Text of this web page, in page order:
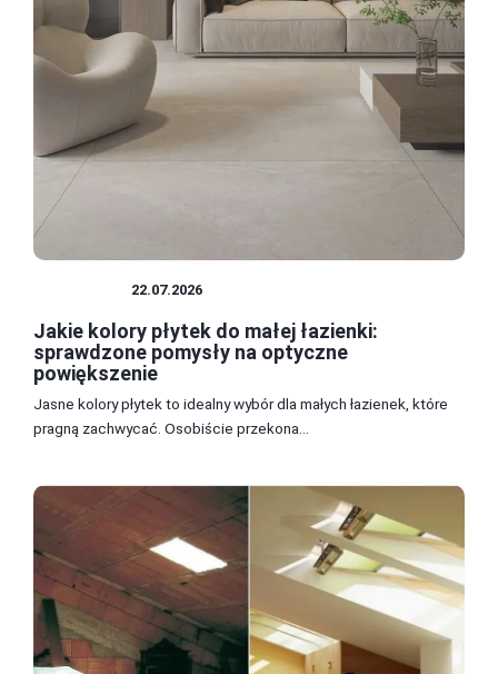
22.07.2026
Jakie kolory płytek do małej łazienki:
sprawdzone pomysły na optyczne
powiększenie
Jasne kolory płytek to idealny wybór dla małych łazienek, które
pragną zachwycać. Osobiście przekona...